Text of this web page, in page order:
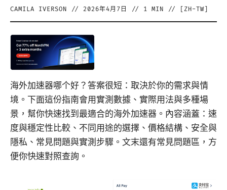
CAMILA IVERSON // 2026年4月7日 // 1 MIN // [ ZH-TW
海外加速器哪个好？答案很短：取決於你的需求與情
境。下面這份指南會用實測數據、實際用法與多種場
景，幫你快速找到最適合的海外加速器。內容涵蓋：速
度與穩定性比較、不同用途的選擇、價格結構、安全與
隱私、常見問題與實測步驟。文末還有常見問題區，方
便你快速對照查詢。